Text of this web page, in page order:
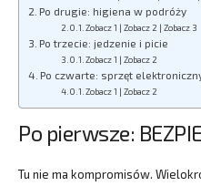
Po drugie: higiena w podróży
Zobacz 1 | Zobacz 2 | Zobacz 3
Po trzecie: jedzenie i picie
Zobacz 1 | Zobacz 2
Po czwarte: sprzęt
Zobacz 1 | Zobacz 2
Po pierwsze:
Tu nie ma kompromisów.